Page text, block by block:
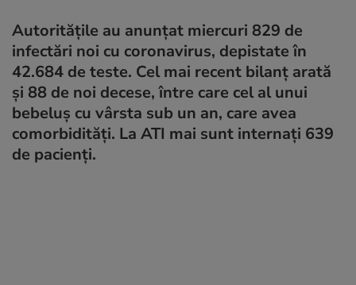
Autoritățile au anunțat miercuri 829 de
infectări noi cu coronavirus, depistate în
42.684 de teste. Cel mai recent bilanț arată
și 88 de noi decese, între care cel al unui
bebeluș cu vârsta sub un an, care avea
comorbidități. La ATI mai sunt internați 639
de pacienți.